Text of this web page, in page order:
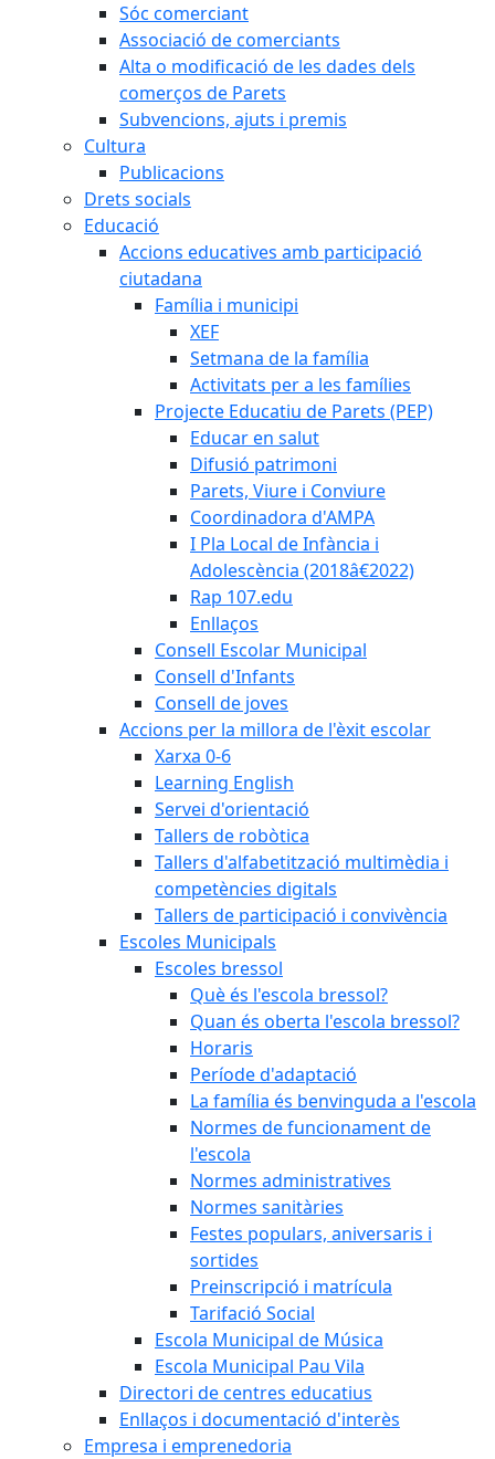
Sóc comerciant
Associació de comerciants
Alta o modificació de les dades dels
comerços de Parets
Subvencions, ajuts i premis
Cultura
Publicacions
Drets socials
Educació
Accions educatives amb participació
ciutadana
Família i municipi
XEF
Setmana de la família
Activitats per a les famílies
Projecte Educatiu de Parets (PEP)
Educar en salut
Difusió patrimoni
Parets, Viure i Conviure
Coordinadora d'AMPA
I Pla Local de Infància i
Adolescència (2018â€2022)
Rap 107.edu
Enllaços
Consell Escolar Municipal
Consell d'Infants
Consell de joves
Accions per la millora de l'èxit escolar
Xarxa 0-6
Learning English
Servei d'orientació
Tallers de robòtica
Tallers d'alfabetització multimèdia i
competències digitals
Tallers de participació i convivència
Escoles Municipals
Escoles bressol
Què és l'escola bressol?
Quan és oberta l'escola bressol?
Horaris
Període d'adaptació
La família és benvinguda a l'escola
Normes de funcionament de
l'escola
Normes administratives
Normes sanitàries
Festes populars, aniversaris i
sortides
Preinscripció i matrícula
Tarifació Social
Escola Municipal de Música
Escola Municipal Pau Vila
Directori de centres educatius
Enllaços i documentació d'interès
Empresa i emprenedoria